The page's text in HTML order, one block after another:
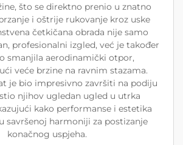
što se direktno prenio u znatno
i oštrije rukovanje kroz uske
četkičana obrada nije samo
profesionalni izgled, već je također
smanjila aerodinamički otpor,
veće brzine na ravnim stazama.
je bio impresivno završiti na podiju
njihov ugledan ugled u utrka
kako performanse i estetika
savršenoj harmoniji za postizanje
konačnog uspjeha.